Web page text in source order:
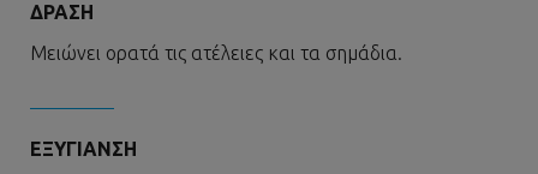
ΔΡΑΣΗ
Μειώνει ορατά τις ατέλειες και τα σημάδια.
ΕΞΥΓΙΑΝΣΗ